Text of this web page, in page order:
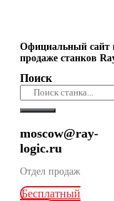
Официальный сайт
продаже станков
Поиск
moscow@ray-
logic.ru
Отдел продаж
Бесплатный